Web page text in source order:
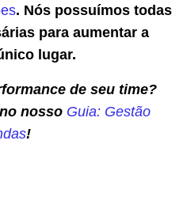
. Nós possuímos todas
para aumentar a
lugar.
de seu time?
nosso Guia: Gestão
!